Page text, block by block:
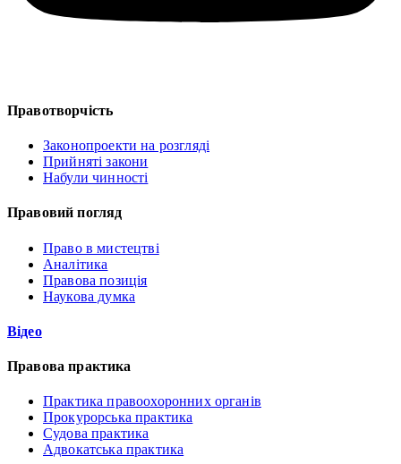
Правотворчість
Законопроекти на розгляді
Прийняті закони
Набули чинності
Правовий погляд
Право в мистецтві
Аналітика
Правова позиція
Наукова думка
Відео
Правова практика
Практика правоохоронних органів
Прокурорська практика
Судова практика
Адвокатська практика